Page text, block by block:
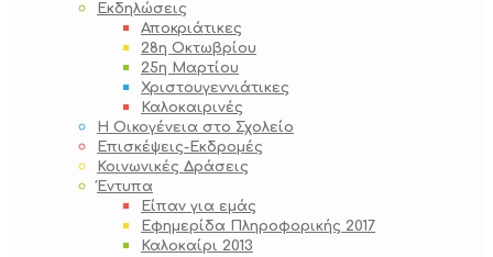
Εκδηλώσεις
Αποκριάτικες
28η Οκτωβρίου
25η Μαρτίου
Χριστουγεννιάτικες
Καλοκαιρινές
Η Οικογένεια στο Σχολείο
Επισκέψεις-Εκδρομές
Κοινωνικές Δράσεις
Έντυπα
Είπαν για εμάς
Εφημερίδα Πληροφορικής 2017
Καλοκαίρι 2013